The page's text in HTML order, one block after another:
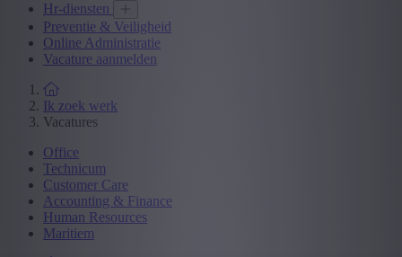
Hr-diensten
Preventie & Veiligheid
Online Administratie
Vacature aanmelden
Ik zoek werk
Vacatures
Office
Technicum
Customer Care
Accounting & Finance
Human Resources
Maritiem